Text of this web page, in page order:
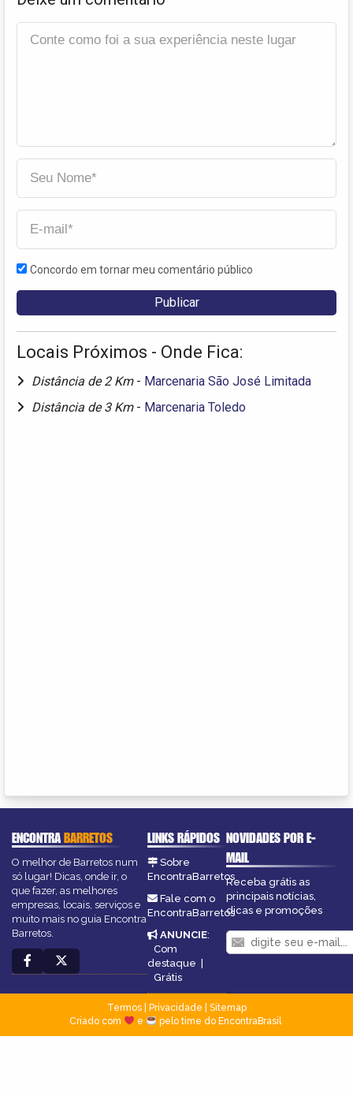
Concordo em tornar meu comentário público
Locais Próximos - Onde Fica:
Distância de 2 Km - Marcenaria São José Limitada
Distância de 3 Km - Marcenaria Toledo
ENCONTRABARRETOS
O melhor de Barretos num
só lugar! Dicas, onde ir, o
que fazer, as melhores
empresas, locais, serviços e
muito mais no guia Encontra
Barretos.
LINKS RÁPIDOS
Sobre
EncontraBarretos
Fale com o
EncontraBarretos
ANUNCIE:
Com
destaque |
Grátis
NOVIDADES POR E-
MAIL
Receba grátis as
principais notícias,
dicas e promoções
Termos| Privacidade
Sitemap
Criado com
e pelo time do EncontraBrasil